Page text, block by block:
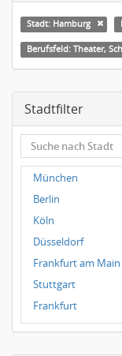
Stadt: Hamburg
Stadtfilter
München
Berlin
Köln
Düsseldorf
Frankfurt am Main
Stuttgart
Frankfurt
Dresden